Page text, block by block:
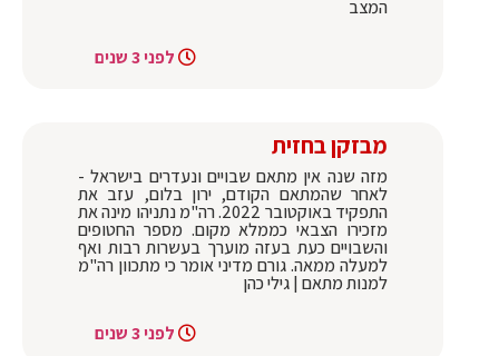
המצב
לפני 3 שנים
מבזקן בחזית
מזה שנה אין מתאם שבויים ונעדרים בישראל -
לאחר שהמתאם הקודם, ירון בלום, עזב את
התפקיד באוקטובר 2022. רה"מ נתניהו מינה את
מזכירו הצבאי כממלא מקום. מספר החטופים
והשבויים כעת בעזה מוערך בעשרות רבות ואף
למעלה ממאה. גורם מדיני אומר כי מתכוון רה"מ
למנות מתאם | גילי כהן
לפני 3 שנים